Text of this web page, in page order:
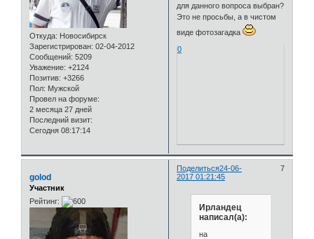
Откуда: Новосибирск
Зарегистрирован: 02-04-2012
Сообщений: 5209
Уважение: +2124
Позитив: +3266
Пол: Мужской
Провел на форуме:
2 месяца 27 дней
Последний визит:
Сегодня 08:17:14
для данного вопроса выбран?
Это не просьбы, а в чистом
виде фотозагадка
0
Поделиться 7
24-06-
2017 01:21:45
golod
Участник
Рейтинг:
Ирландец
написал(а):
на